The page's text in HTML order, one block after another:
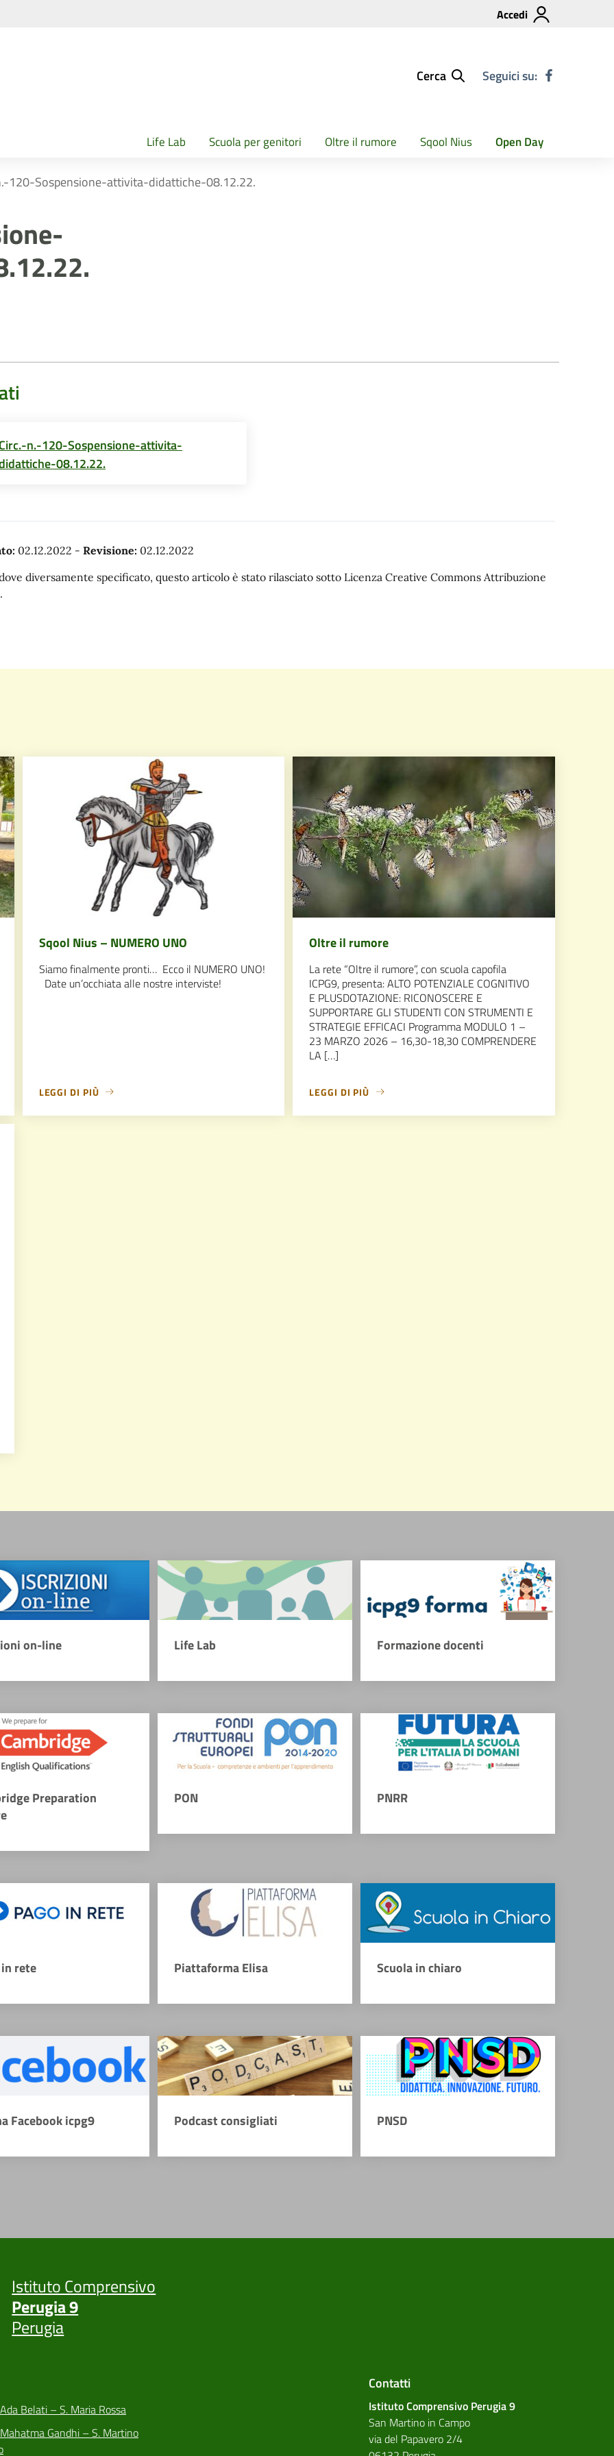
Accedi
Cerca Seguici su:
Life Lab Scuola per genitori Oltre il rumore Sqool Nius Open Day
120-Sospensione-attivita-didattiche-08.12.22.
n.-120-Sospensione-attivita-
08.12.22.
02.12.2022 - Revisione: 02.12.2022
diversamente specificato, questo articolo è stato rilasciato sotto Licenza Creative Commons Attribuzione
Sqool Nius – NUMERO UNO
Siamo finalmente pronti… Ecco il NUMERO UNO!
Date un’occhiata alle nostre interviste!
LEGGI DI PIÙ
Oltre il rumore
La rete “Oltre il rumore”, con scuola capofila
ICPG9, presenta: ALTO POTENZIALE COGNITIVO
E PLUSDOTAZIONE: RICONOSCERE E
SUPPORTARE GLI STUDENTI CON STRUMENTI E
STRATEGIE EFFICACI Programma MODULO 1 –
23 MARZO 2026 – 16,30-18,30 COMPRENDERE
LA […]
LEGGI DI PIÙ
on-line Life Lab Formazione docenti
Preparation
PON PNRR
rete Piattaforma Elisa Scuola in chiaro
Facebook icpg9 Podcast consigliati PNSD
Istituto Comprensivo
Perugia 9
Perugia
Belati – S. Maria Rossa
Gandhi – S. Martino
Contatti
Istituto Comprensivo Perugia 9
San Martino in Campo
via del Papavero 2/4